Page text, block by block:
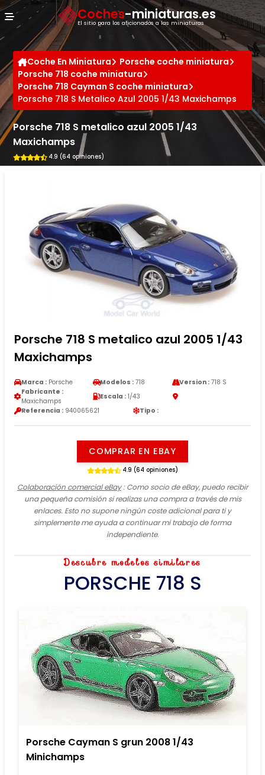
Coches-miniaturas.es
El sitio para los aficionados a las miniaturas
Coche En Miniatura
Porsche coche miniatura
Porsche 718 coche miniatura
Porsche 718 Cayman S coche miniatura
Porsche 718 S Metalico Azul 2005 1/43 Maxichamps
Porsche 718 S metalico azul 2005 1/43
Maxichamps
4.9 (64 opiniones)
Porsche 718 S metalico azul 2005 1/43
Maxichamps
Marca : Porsche Modelos : 718 Version :718 S
Fabricante :
Maxichamps
Escala : 1/43
Referencia : 940065621 Tipo :
COMPRAR EN EBAY
4.9 (64 opiniones)
Colaboración comercial eBay: Como socio de eBay, puedo recibir
una pequeña comisión si realizas una compra a través de mis
enlaces. Esto no supone ningún coste adicional para ti y
simplemente me ayuda a continuar mi trabajo de forma
independiente.
Descubre modelos similares
PORSCHE 718 S
Porsche Cayman S grun 2008 1/43
Minichamps
Panel de gestión de cookies